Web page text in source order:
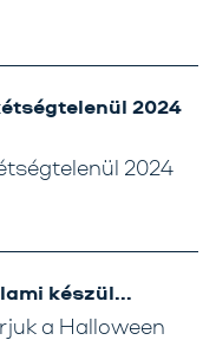
2024
2024
készül…
a Halloween